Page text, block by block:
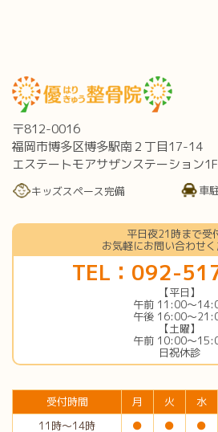
〒812-0016
福岡市博多区博多駅南２丁目17-14
エステートモアサザンステーション1F
キッズスペース完備 車
平日夜21時まで受
お気軽にお問い合わせく
TEL：092-
【平日】
午前 11:00〜
午後 16:00〜
【土曜】
午前 10:00〜
日祝休診
受付時間 月 火 水
11時〜14時
● ● ●